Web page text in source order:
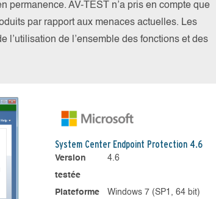
permanence. AV-TEST n’a pris en compte que
par rapport aux menaces actuelles. Les
l’utilisation de l’ensemble des fonctions et des
System Center Endpoint Protection 4.6
Version
testée
4.6
Plateforme
Windows 7 (SP1, 64 bit)